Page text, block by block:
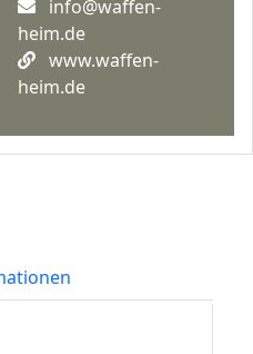
info@waffen-
heim.de
www.waffen-
heim.de